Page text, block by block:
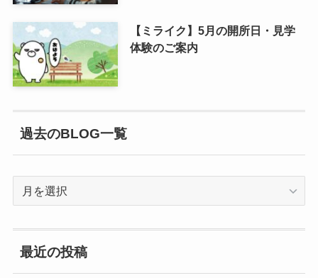
【ミライク】5月の開所日・見学
体験のご案内
過去のBLOG一覧
一
覧
最近の投稿